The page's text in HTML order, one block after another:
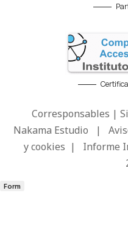
Corresponsables |
Nakama Estudio |
y cookies | Informe
Form